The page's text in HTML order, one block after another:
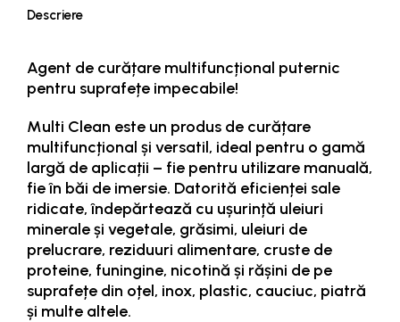
Descriere
Agent de curățare multifuncțional puternic
pentru suprafețe impecabile!
Multi Clean este un produs de curățare
multifuncțional și versatil, ideal pentru o gamă
largă de aplicații – fie pentru utilizare manuală,
fie în băi de imersie. Datorită eficienței sale
ridicate, îndepărtează cu ușurință uleiuri
minerale și vegetale, grăsimi, uleiuri de
prelucrare, reziduuri alimentare, cruste de
proteine, funingine, nicotină și rășini de pe
suprafețe din oțel, inox, plastic, cauciuc, piatră
și multe altele.